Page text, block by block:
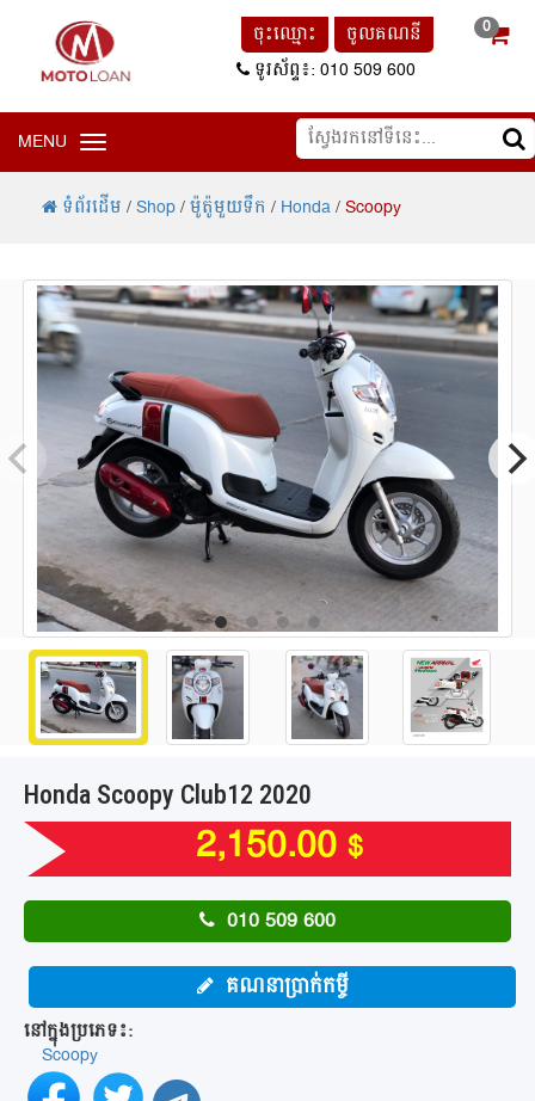
ចូលគណនី
ចុះឈ្មោះ
ទូរស័ព្ទ៖: 010 509 600
0
MENU Toggle navigation
ទំព័រដើម/Shop/ម៉ូត៉ូមួយទឹក /Honda/Scoopy
Honda Scoopy Club12 2020
2,150.00 $
010 509 600
គណនាប្រាក់កម្ចី
នៅក្នុងប្រភេទ៖:
Scoopy